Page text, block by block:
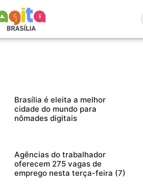
Brasília é eleita a melhor
cidade do mundo para
nômades digitais
Agências do trabalhador
oferecem 275 vagas de
emprego nesta terça-feira (7)